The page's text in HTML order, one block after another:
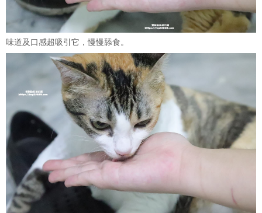
味道及口感超吸引它，慢慢舔食。